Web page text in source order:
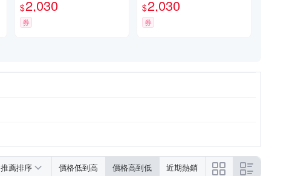
AM01-HI27 長袍僧人
$2,030
券
AM01-HJ35 錠藍海軍
$2,030
券
推薦排序 價格低到高 價格高到低 近期熱銷